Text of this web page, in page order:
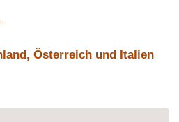
Österreich und Italien